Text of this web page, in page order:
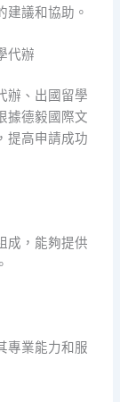
建議和協助。
代辦
辦、出國留學
據德毅國際文
提高申請成功
成，能夠提供
專業能力和服